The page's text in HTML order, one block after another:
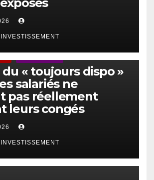
« toujours dispo »
salariés ne
pas réellement
leurs congés